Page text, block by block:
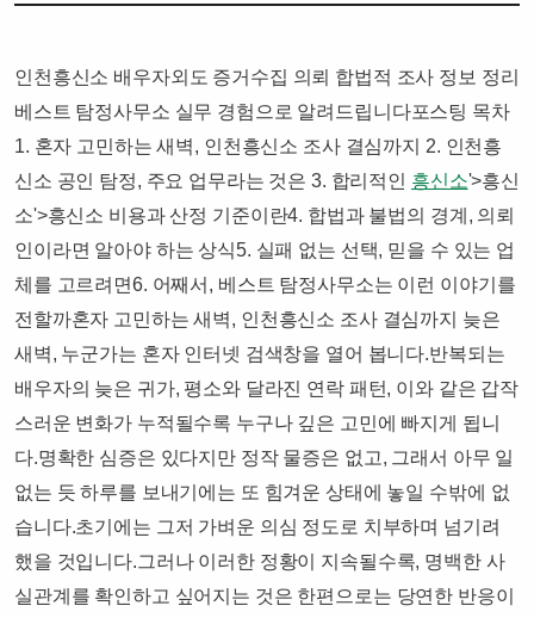
인천흥신소 배우자외도 증거수집 의뢰 합법적 조사 정보 정리
베스트 탐정사무소 실무 경험으로 알려드립니다​포스팅 목차​​​​​
1. 혼자 고민하는 새벽, 인천흥신소 조사 결심까지 2. 인천흥
신소 공인 탐정, 주요 업무라는 것은 3. 합리적인 흥신소'>흥신
소'>흥신소 비용과 산정 기준이란4. 합법과 불법의 경계, 의뢰
인이라면 알아야 하는 상식5. 실패 없는 선택, 믿을 수 있는 업
체를 고르려면6. 어째서, 베스트 탐정사무소는 이런 이야기를
전할까​​​혼자 고민하는 새벽, 인천흥신소 조사 결심까지 ​​​늦은
새벽, 누군가는 혼자 인터넷 검색창을 열어 봅니다.​반복되는
배우자의 늦은 귀가, 평소와 달라진 연락 패턴, 이와 같은 갑작
스러운 변화가 누적될수록 누구나 깊은 고민에 빠지게 됩니
다.​명확한 심증은 있다지만 정작 물증은 없고, 그래서 아무 일
없는 듯 하루를 보내기에는 또 힘겨운 상태에 놓일 수밖에 없
습니다.​초기에는 그저 가벼운 의심 정도로 치부하며 넘기려
했을 것입니다.​그러나 이러한 정황이 지속될수록, 명백한 사
실관계를 확인하고 싶어지는 것은 한편으로는 당연한 반응이